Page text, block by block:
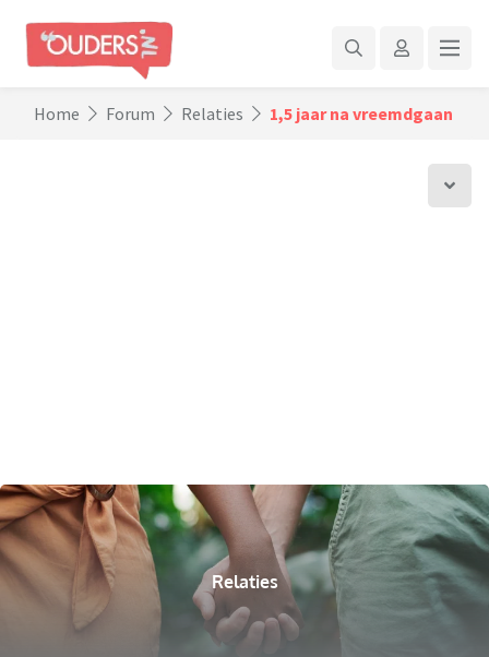
Home Forum Relaties 1,5 jaar na vreemdgaan
Relaties